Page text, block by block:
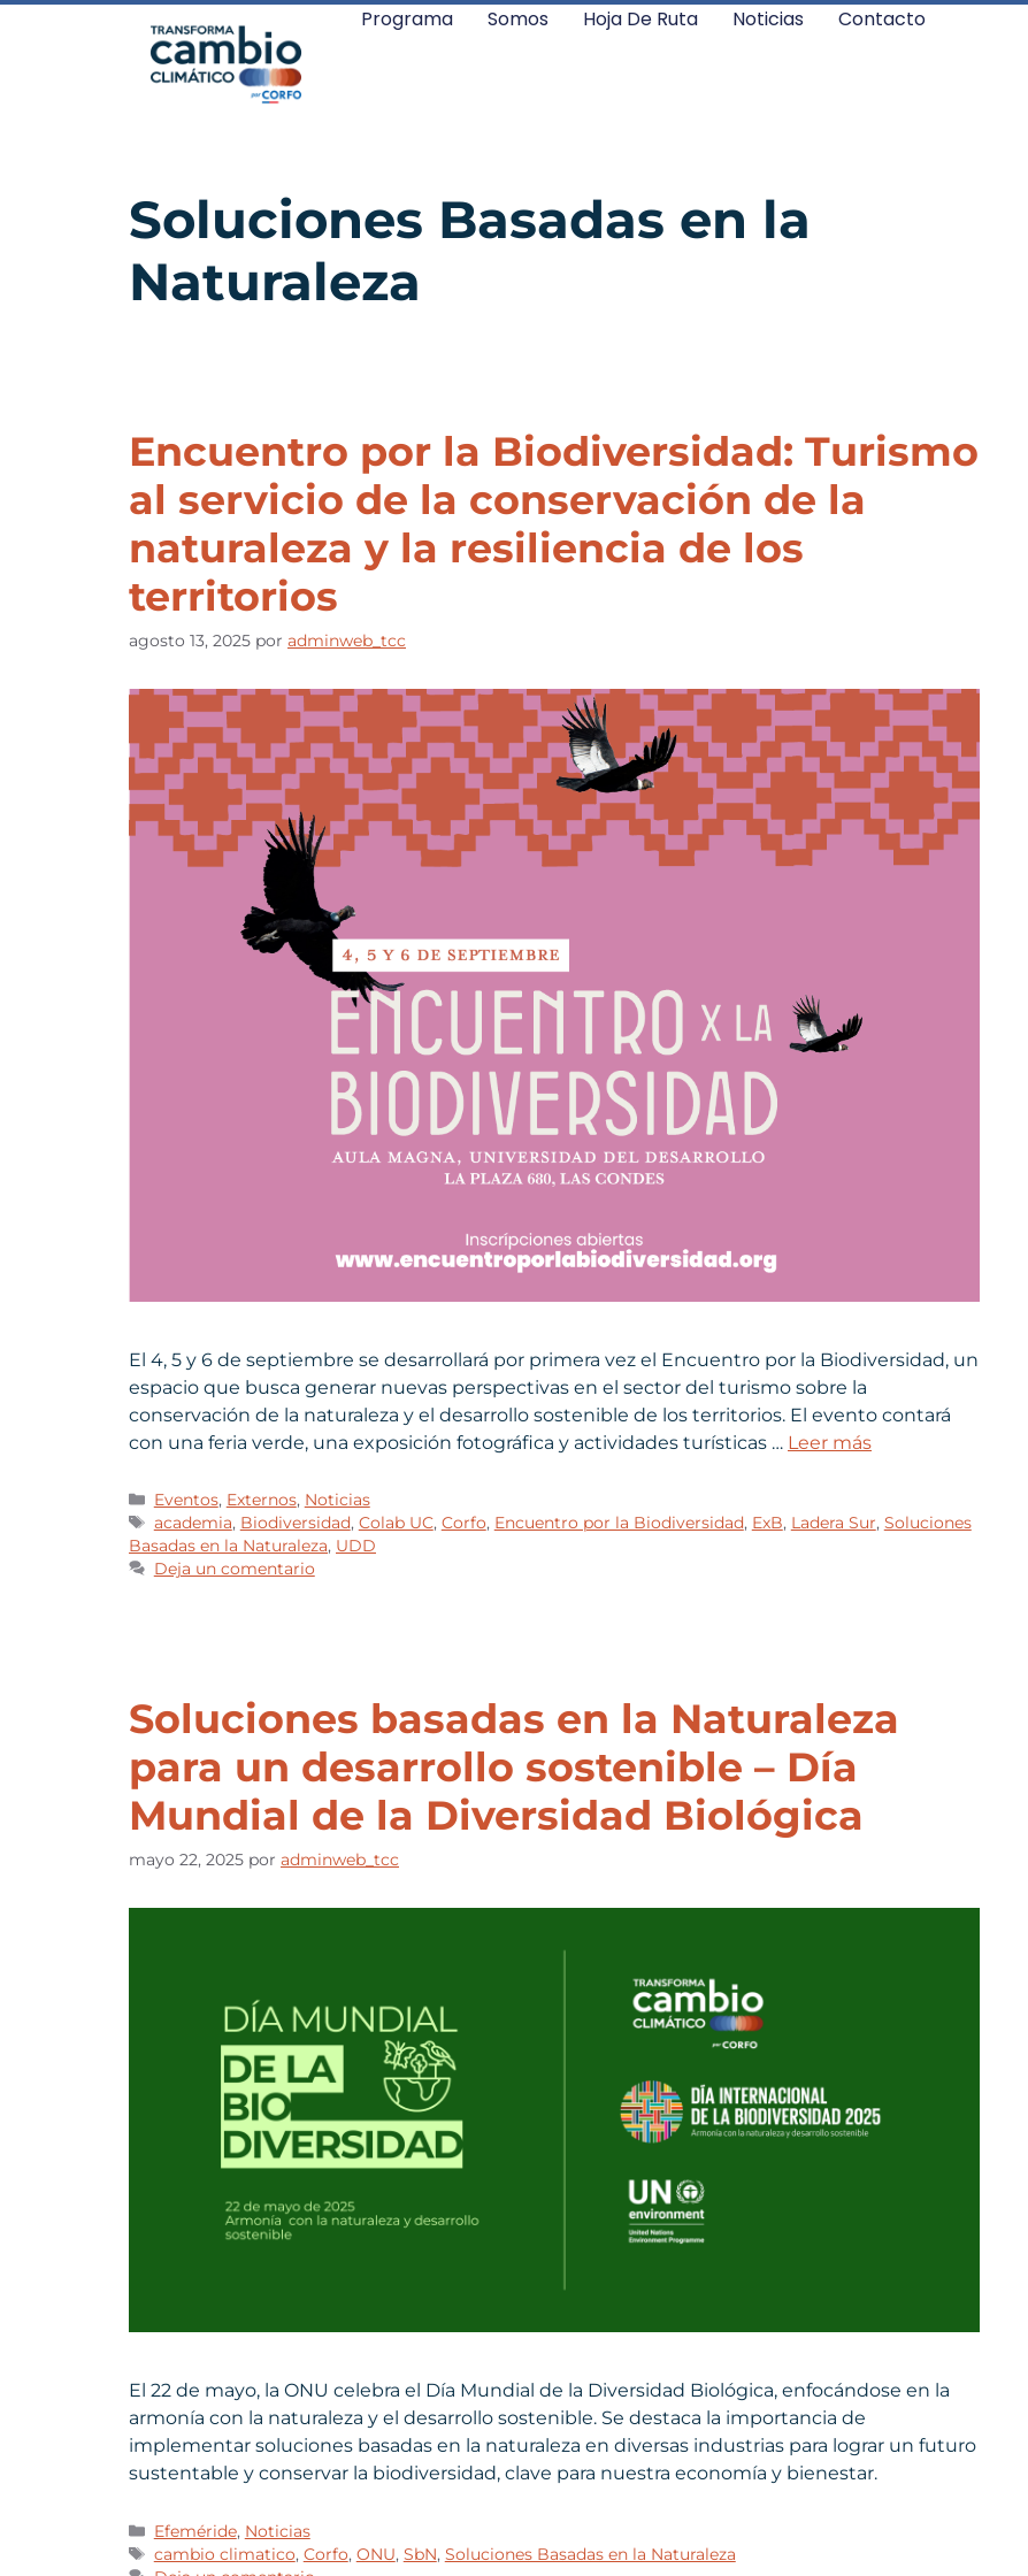
Programa Somos Hoja De Ruta Noticias Contacto
Soluciones Basadas en la
Naturaleza
Encuentro por la Biodiversidad: Turismo
al servicio de la conservación de la
naturaleza y la resiliencia de los
territorios
agosto 13, 2025 por adminweb_tcc
El 4, 5 y 6 de septiembre se desarrollará por primera vez el Encuentro por la Biodiversidad, un
espacio que busca generar nuevas perspectivas en el sector del turismo sobre la
conservación de la naturaleza y el desarrollo sostenible de los territorios. El evento contará
con una feria verde, una exposición fotográfica y actividades turísticas … Leer más
Eventos, Externos, Noticias
academia, Biodiversidad, Colab UC, Corfo, Encuentro por la Biodiversidad, ExB, Ladera Sur, Soluciones
Basadas en la Naturaleza, UDD
Deja un comentario
Soluciones basadas en la Naturaleza
para un desarrollo sostenible – Día
Mundial de la Diversidad Biológica
mayo 22, 2025 por adminweb_tcc
El 22 de mayo, la ONU celebra el Día Mundial de la Diversidad Biológica, enfocándose en la
armonía con la naturaleza y el desarrollo sostenible. Se destaca la importancia de
implementar soluciones basadas en la naturaleza en diversas industrias para lograr un futuro
sustentable y conservar la biodiversidad, clave para nuestra economía y bienestar.
Efeméride, Noticias
cambio climatico, Corfo, ONU, SbN, Soluciones Basadas en la Naturaleza